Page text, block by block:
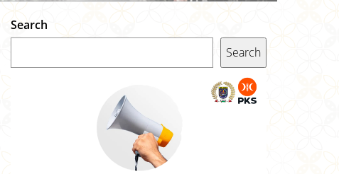
Search
Search